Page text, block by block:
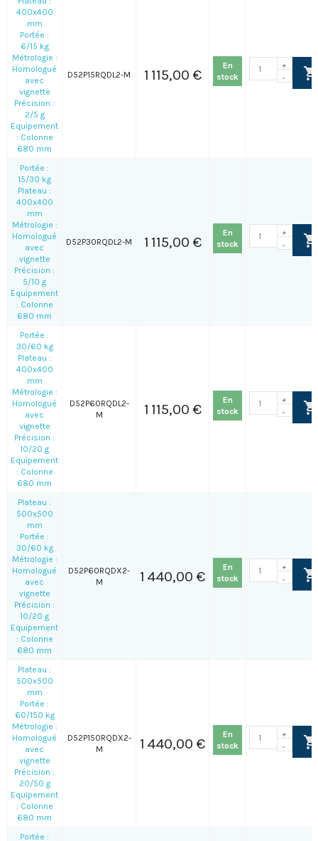
400x400
mm
Portée :
6/15 kg
Métrologie :
Homologué
avec
vignette
Précision :
2/5 g
Equipement
: Colonne
680 mm
D52P15RQDL2-M 1 115,00 €
En
stock
+
-
Portée :
15/30 kg
Plateau :
400x400
mm
Métrologie :
Homologué
avec
vignette
Précision :
5/10 g
Equipement
: Colonne
680 mm
D52P30RQDL2-M 1 115,00 €
En
stock
+
-
Portée :
30/60 kg
Plateau :
400x400
mm
Métrologie :
Homologué
avec
vignette
Précision :
10/20 g
Equipement
: Colonne
680 mm
D52P60RQDL2-
M
1 115,00 €
En
stock
+
-
Plateau :
500x500
mm
Portée :
30/60 kg
Métrologie :
Homologué
avec
vignette
Précision :
10/20 g
Equipement
: Colonne
680 mm
D52P60RQDX2-
M
1 440,00 €
En
stock
+
-
Plateau :
500x500
mm
Portée :
60/150 kg
Métrologie :
Homologué
avec
vignette
Précision :
20/50 g
Equipement
: Colonne
680 mm
D52P150RQDX2-
M
1 440,00 €
En
stock
+
-
Portée :